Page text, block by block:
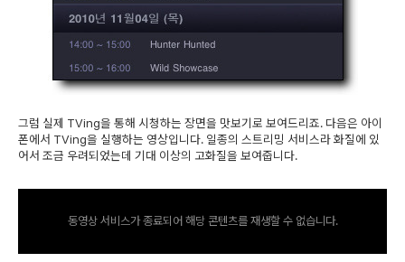
그럼 실제 TVing을 통해 시청하는 장면을 맛보기로 보여드리죠. 다음은 아이
폰에서 TVing을 실행하는 영상입니다. 일종의 스트리밍 서비스라 화질에 있
어서 조금 우려되었는데 기대 이상의 고화질을 보여줍니다.
동영상 서비스가 종료되어 해당 콘텐츠를 재생할 수 없습니다.